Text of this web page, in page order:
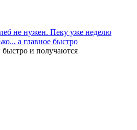
не нужен. Пеку уже неделю
а главное быстро
быстро и получаются